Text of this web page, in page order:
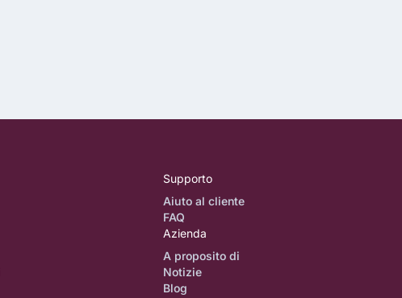
Supporto
Aiuto al cliente
FAQ
Azienda
A proposito di
Notizie
Blog